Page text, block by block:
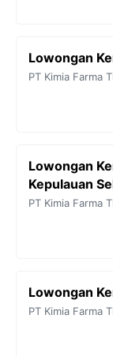
Lowongan
PT Kimia Farma
Lowongan
Kepulauan
PT Kimia Farma
Lowongan
PT Kimia Farma